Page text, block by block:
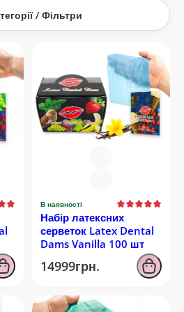
/ Фільтри
В наявності
Набір латексних
серветок Latex Dental
Dams Vanilla 100 шт
14999грн.